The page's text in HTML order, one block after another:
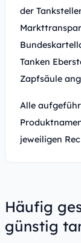
der
Tanken
Zapfsäule
Alle
jeweiligen
Häufig
günstig